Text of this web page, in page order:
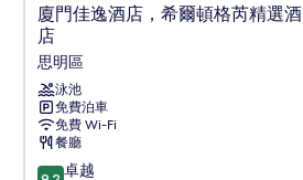
廈
門
佳
逸
酒
店，
希
爾
頓
廈門佳逸酒店，希爾頓格芮精選酒
店
思明區
泳池
免費泊車
免費 Wi-Fi
餐廳
9.2 卓越